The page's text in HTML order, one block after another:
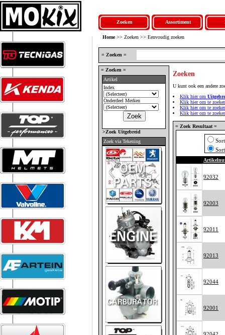
Zoeken Assortiment
Home>> Zoeken >> Eenvoudig zoeken
= Zoeken =
= Zoeken =
Artikel
Index
Onderdeel Merken
>Zoek Uitgebreid
Zoek via Tekening
Zoeken
U kunt ook een andere
Klik hier om
Klik hier om te
Klik hier om te
Klik hier om te
= Zoek Resultaat =
92032
92003
92011
92013
92044
92001